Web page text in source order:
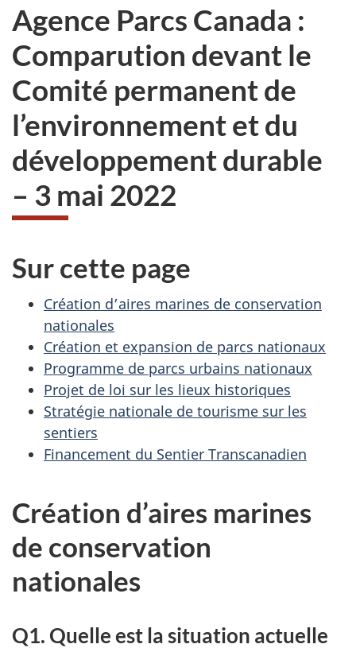
Agence Parcs Canada :
Comparution devant le
Comité permanent de
l’environnement et du
développement durable
– 3 mai 2022
Sur cette page
Création d’aires marines de conservation
nationales
Création et expansion de parcs nationaux
Programme de parcs urbains nationaux
Projet de loi sur les lieux historiques
Stratégie nationale de tourisme sur les
sentiers
Financement du Sentier Transcanadien
Création d’aires marines
de conservation
nationales
Q1. Quelle est la situation actuelle